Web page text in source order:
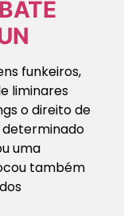
funkeiros,
liminares
o direito de
uma
também